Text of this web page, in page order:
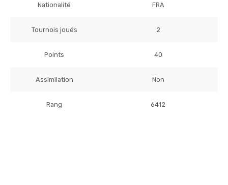
Nationalité FRA
Tournois joués 2
Points 40
Assimilation Non
Rang 6412